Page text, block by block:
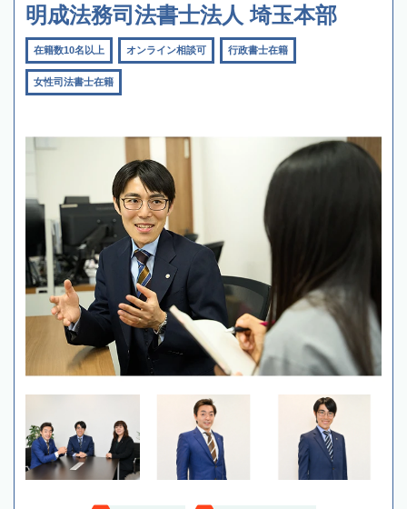
明成法務司法書士法人 埼玉本部
在籍数10名以上 オンライン相談可 行政書士在籍
女性司法書士在籍